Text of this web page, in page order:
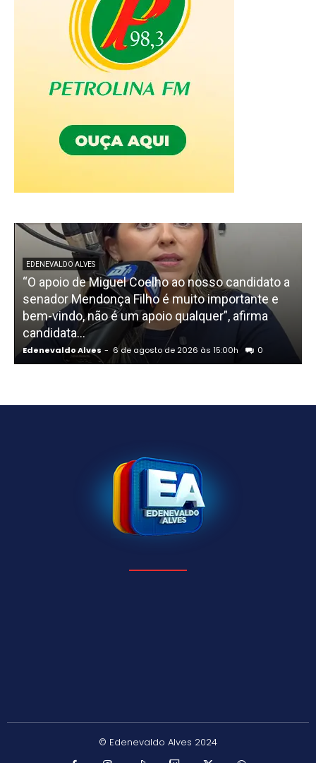
EDENEVALDO ALVES
“O apoio de Miguel Coelho ao nosso candidato a
senador Mendonça Filho é muito importante e
bem-vindo, não é um apoio qualquer”, afirma
candidata...
Edenevaldo Alves - 6 de agosto de 2026 às 15:00h 0
© Edenevaldo Alves 2024